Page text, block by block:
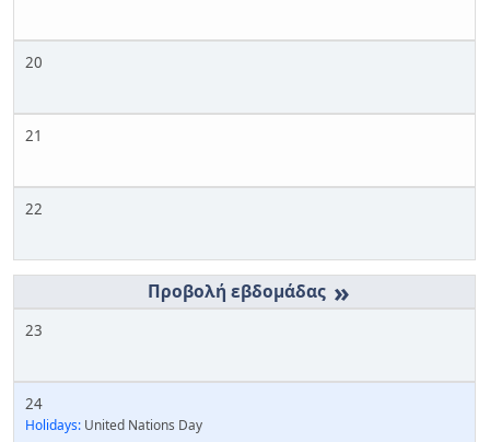
20
21
22
»
23
24
Holidays: United Nations Day